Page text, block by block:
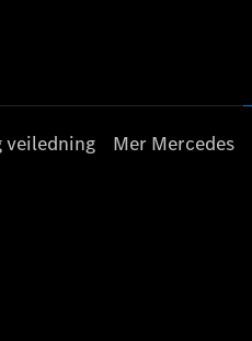
veiledning Mer Mercedes